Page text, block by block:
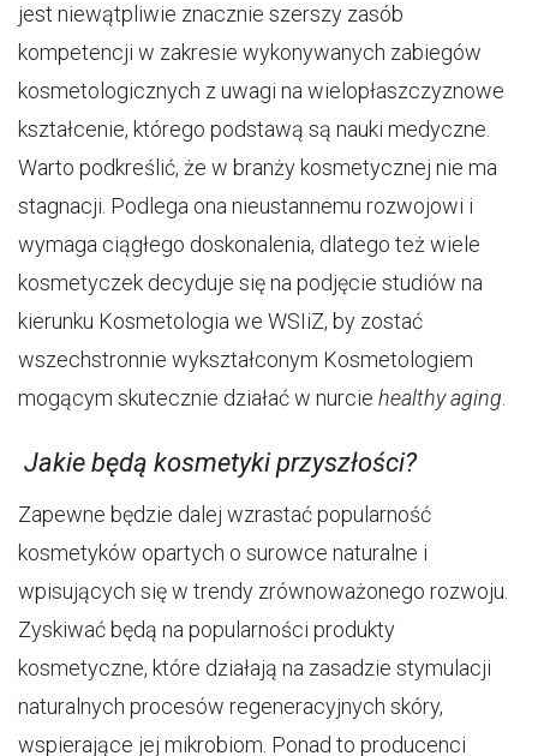
jest niewątpliwie znacznie szerszy zasób
kompetencji w zakresie wykonywanych zabiegów
kosmetologicznych z uwagi na wielopłaszczyznowe
kształcenie, którego podstawą są nauki medyczne.
Warto podkreślić, że w branży kosmetycznej nie ma
stagnacji. Podlega ona nieustannemu rozwojowi i
wymaga ciągłego doskonalenia, dlatego też wiele
kosmetyczek decyduje się na podjęcie studiów na
kierunku Kosmetologia we WSIiZ, by zostać
wszechstronnie wykształconym Kosmetologiem
mogącym skutecznie działać w nurcie healthy aging
Jakie będą kosmetyki przyszłości?
Zapewne będzie dalej wzrastać popularność
kosmetyków opartych o surowce naturalne i
wpisujących się w trendy zrównoważonego rozwoju.
Zyskiwać będą na popularności produkty
kosmetyczne, które działają na zasadzie stymulacji
naturalnych procesów regeneracyjnych skóry,
wspierające jej mikrobiom. Ponad to producenci